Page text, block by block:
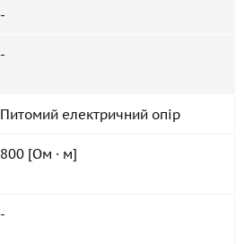
-
-
Питомий електричний опір
800 [Ом · м]
-